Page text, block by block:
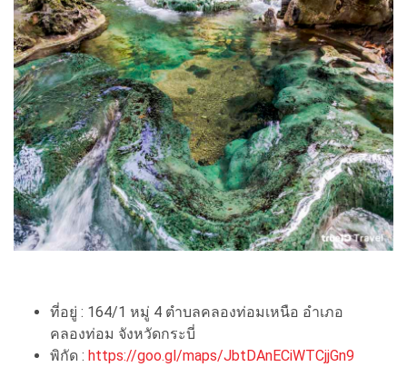
ที่อยู่ : 164/1 หมู่ 4 ตำบลคลองท่อมเหนือ อำเภอ
คลองท่อม จังหวัดกระบี่
พิกัด : https://goo.gl/maps/JbtDAnECiWTCjjGn9